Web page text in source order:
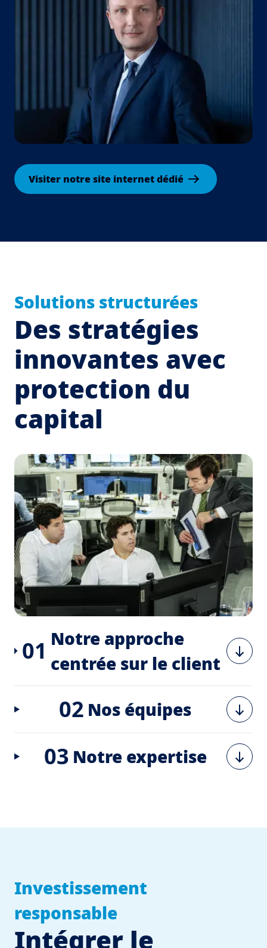
Visiter notre site internet dédié
Solutions structurées
Des stratégies
innovantes avec
protection du
capital
01 Notre approche
centrée sur le client
02 Nos équipes
03 Notre expertise
Investissement
responsable
Intégrer le